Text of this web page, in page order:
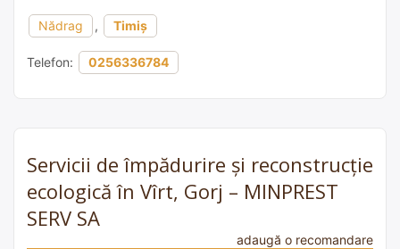
Nădrag , Timiș
Telefon: 0256336784
Servicii de împădurire și reconstrucție
ecologică în Vîrt, Gorj – MINPREST
SERV SA
adaugă o recomandare